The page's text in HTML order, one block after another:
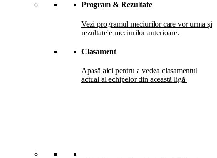
Program & Rezultate
Vezi programul meciurilor care vor urma și
rezultatele meciurilor anterioare.
Clasament
Apasă aici pentru a vedea clasamentul
actual al echipelor din această ligă.